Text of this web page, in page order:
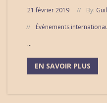
21 février 2019 By:
Événements
...
EN SAVOIR PLUS